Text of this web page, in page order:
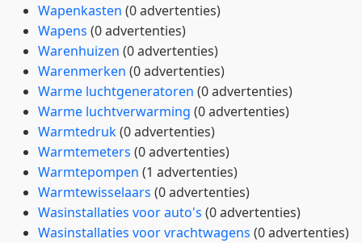
Wapenkasten (0 advertenties)
Wapens (0 advertenties)
Warenhuizen (0 advertenties)
Warenmerken (0 advertenties)
Warme luchtgeneratoren (0 advertenties)
Warme luchtverwarming (0 advertenties)
Warmtedruk(0 advertenties)
Warmtemeters (0 advertenties)
Warmtepompen (1 advertenties)
Warmtewisselaars (0 advertenties)
Wasinstallaties voor auto's (0 advertenties)
Wasinstallaties voor vrachtwagens (0 advertenties)